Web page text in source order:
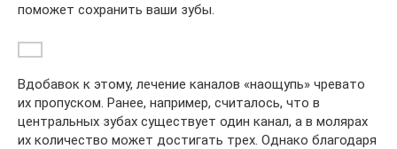
поможет сохранить ваши зубы.
Вдобавок к этому, лечение каналов «наощупь» чревато
их пропуском. Ранее, например, считалось, что в
центральных зубах существует один канал, а в молярах
их количество может достигать трех. Однако благодаря